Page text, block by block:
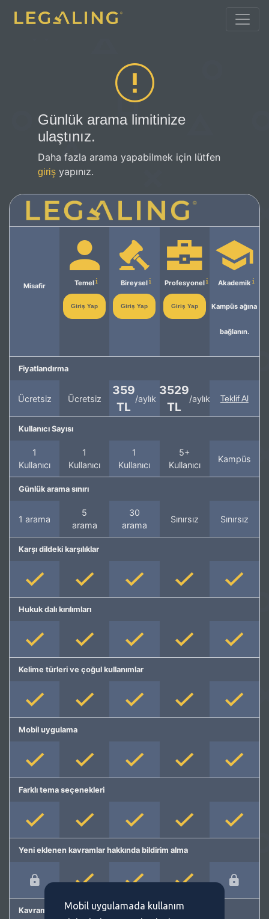
Günlük arama limitinize
ulaştınız.
Daha fazla arama yapabilmek için lütfen
giriş yapınız.
Misafir Temel
Giriş Yap
Bireysel
Giriş Yap
Profesyonel
Giriş Yap
Akademik
Kampüs ağına
bağlanın.
Fiyatlandırma
Ücretsiz Ücretsiz
359
TL
/aylık
3529
TL
/aylık Teklif Al
Kullanıcı Sayısı
1
Kullanıcı
1
Kullanıcı
1
Kullanıcı
5+
Kullanıcı
Kampüs
Günlük arama sınırı
1 arama
5
arama
30
arama
Sınırsız Sınırsız
Karşı dildeki karşılıklar
Hukuk dalı kırılımları
Kelime türleri ve çoğul kullanımlar
Mobil uygulama
Farklı tema seçenekleri
Yeni eklenen kavramlar hakkında bildirim alma
Kavram önermeMobil uygulamada kullanım